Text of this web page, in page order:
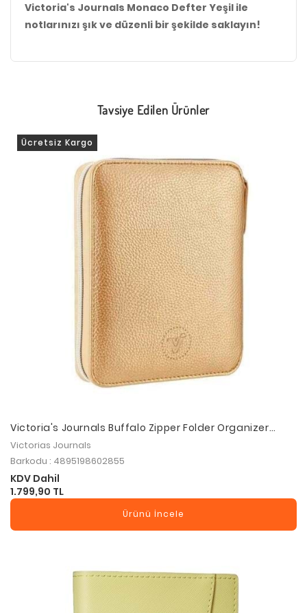
Victoria's Journals Monaco Defter Yeşil ile
notlarınızı şık ve düzenli bir şekilde saklayın!
Tavsiye Edilen Ürünler
Ücretsiz Kargo
Victoria's Journals Buffalo Zipper Folder Organizer
Copper
Victorias Journals
Barkodu : 4895198602855
KDV Dahil
1.799,90 TL
Ürünü İncele